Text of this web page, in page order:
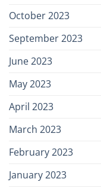
October 2023
September 2023
June 2023
May 2023
April 2023
March 2023
February 2023
January 2023